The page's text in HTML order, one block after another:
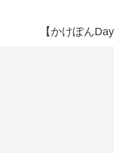
【かけぽん